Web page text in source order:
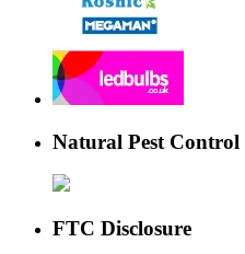
Natural Pest Control
FTC Disclosure